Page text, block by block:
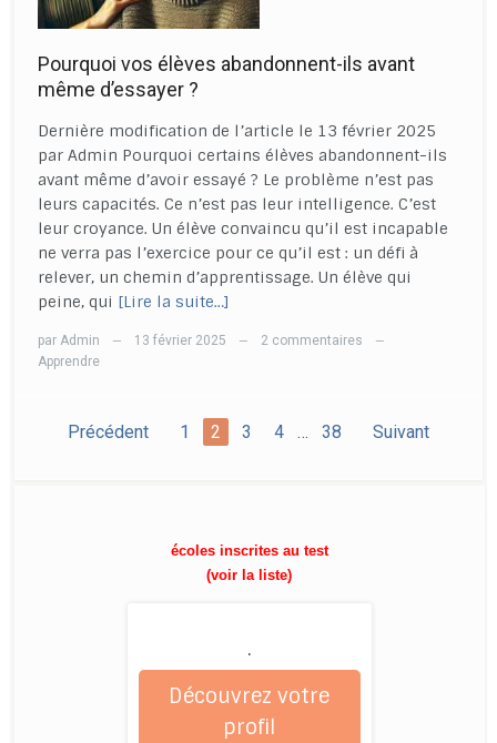
Pourquoi vos élèves abandonnent-ils avant
même d’essayer ?
Dernière modification de l’article le 13 février 2025
par Admin Pourquoi certains élèves abandonnent-ils
avant même d’avoir essayé ? Le problème n’est pas
leurs capacités. Ce n’est pas leur intelligence. C’est
leur croyance. Un élève convaincu qu’il est incapable
ne verra pas l’exercice pour ce qu’il est : un défi à
relever, un chemin d’apprentissage. Un élève qui
peine, qui [Lire la suite…]
par Admin — 13 février 2025 — 2 commentaires —
Apprendre
Précédent 1 2 3 4 … 38 Suivant
écoles inscrites au test
(voir la liste)
.
Découvrez votre
profil